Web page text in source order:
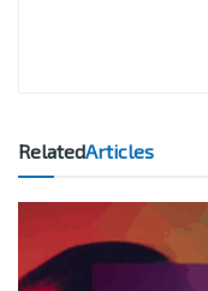
RelatedArticles